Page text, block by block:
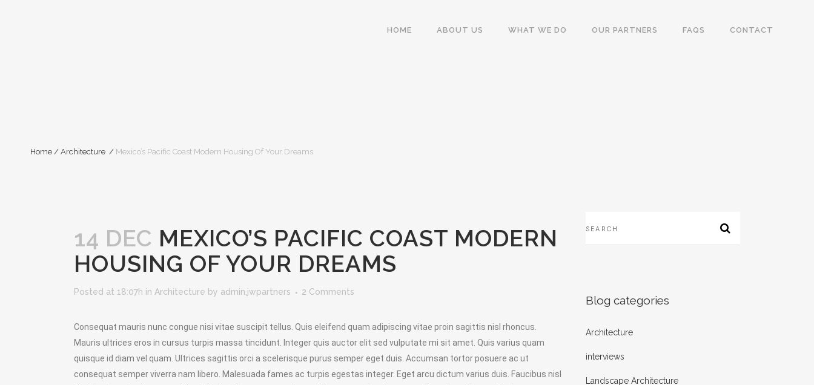
HOME ABOUT US WHAT WE DO OUR PARTNERS FAQS CONTACT
Home / Architecture / Mexico’s Pacific Coast Modern Housing Of Your Dreams
14 DEC MEXICO’S PACIFIC COAST MODERN
HOUSING OF YOUR DREAMS
Posted at 18:07h in Architecture by admin.jwpartners 2 Comments
Consequat mauris nunc congue nisi vitae suscipit tellus. Quis eleifend quam adipiscing vitae proin sagittis nisl rhoncus.
Mauris ultrices eros in cursus turpis massa tincidunt. Integer quis auctor elit sed vulputate mi sit amet. Quis varius quam
quisque id diam vel quam. Ultrices sagittis orci a scelerisque purus semper eget duis. Accumsan tortor posuere ac ut
consequat semper viverra nam libero. Malesuada fames ac turpis egestas integer. Eget arcu dictum varius duis. Faucibus nisl
Blog categories
Architecture
interviews
Landscape Architecture